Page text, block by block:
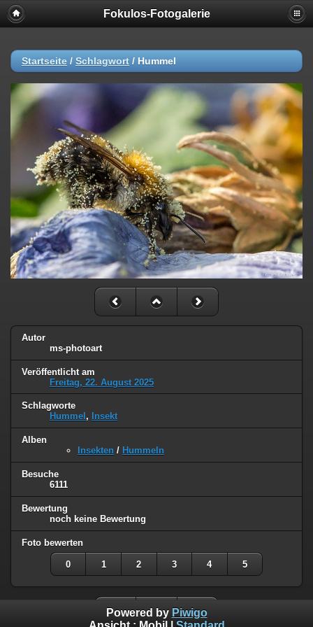
Fokulos-Fotogalerie
Startseite / Schlagwort / Hummel
Autor
ms-photoart
Veröffentlicht am
Freitag, 22. August 2025
Schlagworte
Hummel , Insekt
Alben
Insekten / Hummeln
Besuche
6111
Bewertung
noch keine Bewertung
Foto bewerten
0 1 2 3 4 5
Powered by Piwigo